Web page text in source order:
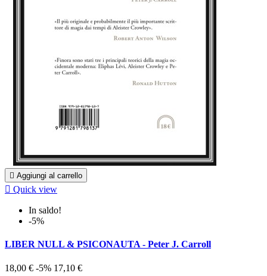
 Aggiungi al carrello
 Quick view
In saldo!
-5%
LIBER NULL & PSICONAUTA - Peter J. Carroll
18,00 € -5% 17,10 €